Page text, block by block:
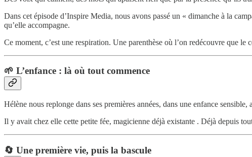
Dans cet épisode d’Inspire Media, nous avons passé un « dimanche à la
qu’elle accompagne.
Ce moment, c’est une respiration. Une parenthèse où l’on redécouvre que le
🌱 L’enfance : là où tout commence
Hélène nous replonge dans ses premières années, dans une enfance sensible,
Il y avait chez elle cette petite fée, magicienne déjà existante . Déjà depuis
🔄 Une première vie, puis la bascule